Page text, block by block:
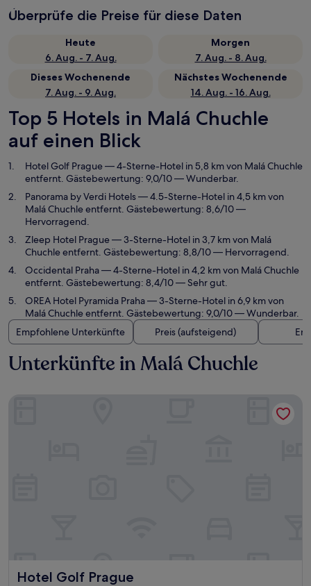
Überprüfe die Preise für diese Daten
Heute
6. Aug. - 7. Aug.
Morgen
7. Aug. - 8. Aug.
Dieses Wochenende
7. Aug. - 9. Aug.
Nächstes Wochenende
14. Aug. - 16. Aug.
Top 5 Hotels in Malá Chuchle
auf einen Blick
Hotel Golf Prague— 4-Sterne-Hotel in 5,8 km von Malá Chuchle
entfernt. Gästebewertung: 9,0/10 — Wunderbar.
Panorama by Verdi Hotels— 4.5-Sterne-Hotel in 4,5 km von
Malá Chuchle entfernt. Gästebewertung: 8,6/10 —
Hervorragend.
Zleep Hotel Prague— 3-Sterne-Hotel in 3,7 km von Malá
Chuchle entfernt. Gästebewertung: 8,8/10 — Hervorragend.
Occidental Praha— 4-Sterne-Hotel in 4,2 km von Malá Chuchle
entfernt. Gästebewertung: 8,4/10 — Sehr gut.
OREA Hotel Pyramida Praha— 3-Sterne-Hotel in 6,9 km von
Malá Chuchle entfernt. Gästebewertung: 9,0/10 — Wunderbar.
Empfohlene Unterkünfte
Preis (aufsteigend)
Unterkünfte in Malá Chuchle
Hotel Golf Prague
Hotel Golf Prague